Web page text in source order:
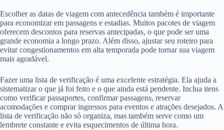
Escolher as datas de viagem com antecedência também é importante
para economizar em passagens e estadias. Muitos pacotes de viagem
oferecem descontos para reservas antecipadas, o que pode ser uma
grande economia a longo prazo. Além disso, ajustar seu roteiro para
evitar congestionamentos em alta temporada pode tornar sua viagem
mais agradável.
Fazer uma lista de verificação é uma excelente estratégia. Ela ajuda a
sistematizar o que já foi feito e o que ainda está pendente. Inclua itens
como verificar passaportes, confirmar passagens, reservar
acomodações e comprar ingressos para eventos e atrações desejados. A
lista de verificação não só organiza, mas também serve como um
lembrete constante e evita esquecimentos de última hora.